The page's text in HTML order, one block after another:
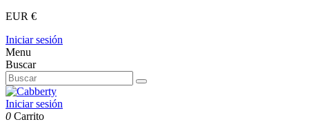
EUR €
Iniciar sesión
Menu
Buscar
Iniciar sesión
0 Carrito